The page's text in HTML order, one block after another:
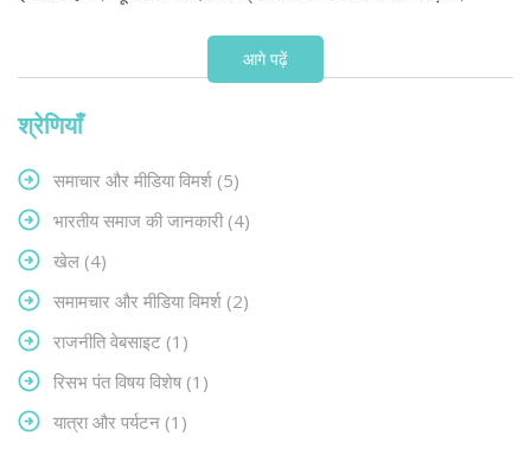
आगे पढ़ें
श्रेणियाँ
समाचार और मीडिया विमर्श (5)
भारतीय समाज की जानकारी (4)
खेल (4)
समामचार और मीडिया विमर्श (2)
राजनीति वेबसाइट (1)
रिसभ पंत विषय विशेष (1)
यात्रा और पर्यटन (1)